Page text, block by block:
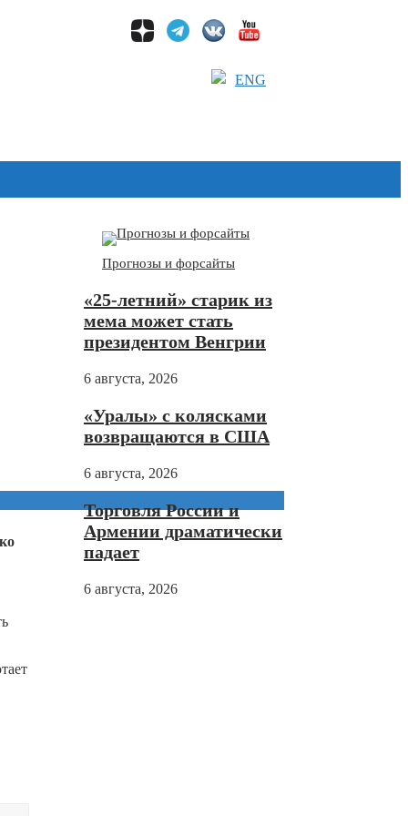
ENG
Прогнозы и форсайты
«25-летний» старик из
мема может стать
президентом Венгрии
6 августа, 2026
«Уралы» с колясками
возвращаются в США
6 августа, 2026
Торговля России и
Армении драматически
падает
6 августа, 2026